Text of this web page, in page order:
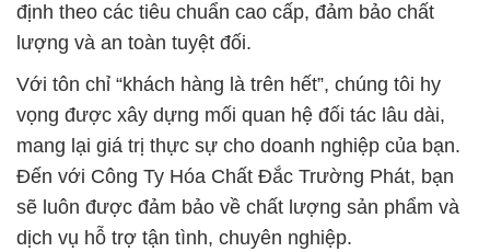
định theo các tiêu chuẩn cao cấp, đảm bảo chất
lượng và an toàn tuyệt đối.
Với tôn chỉ “khách hàng là trên hết”, chúng tôi hy
vọng được xây dựng mối quan hệ đối tác lâu dài,
mang lại giá trị thực sự cho doanh nghiệp của bạn.
Đến với Công Ty Hóa Chất Đắc Trường Phát, bạn
sẽ luôn được đảm bảo về chất lượng sản phẩm và
dịch vụ hỗ trợ tận tình, chuyên nghiệp.